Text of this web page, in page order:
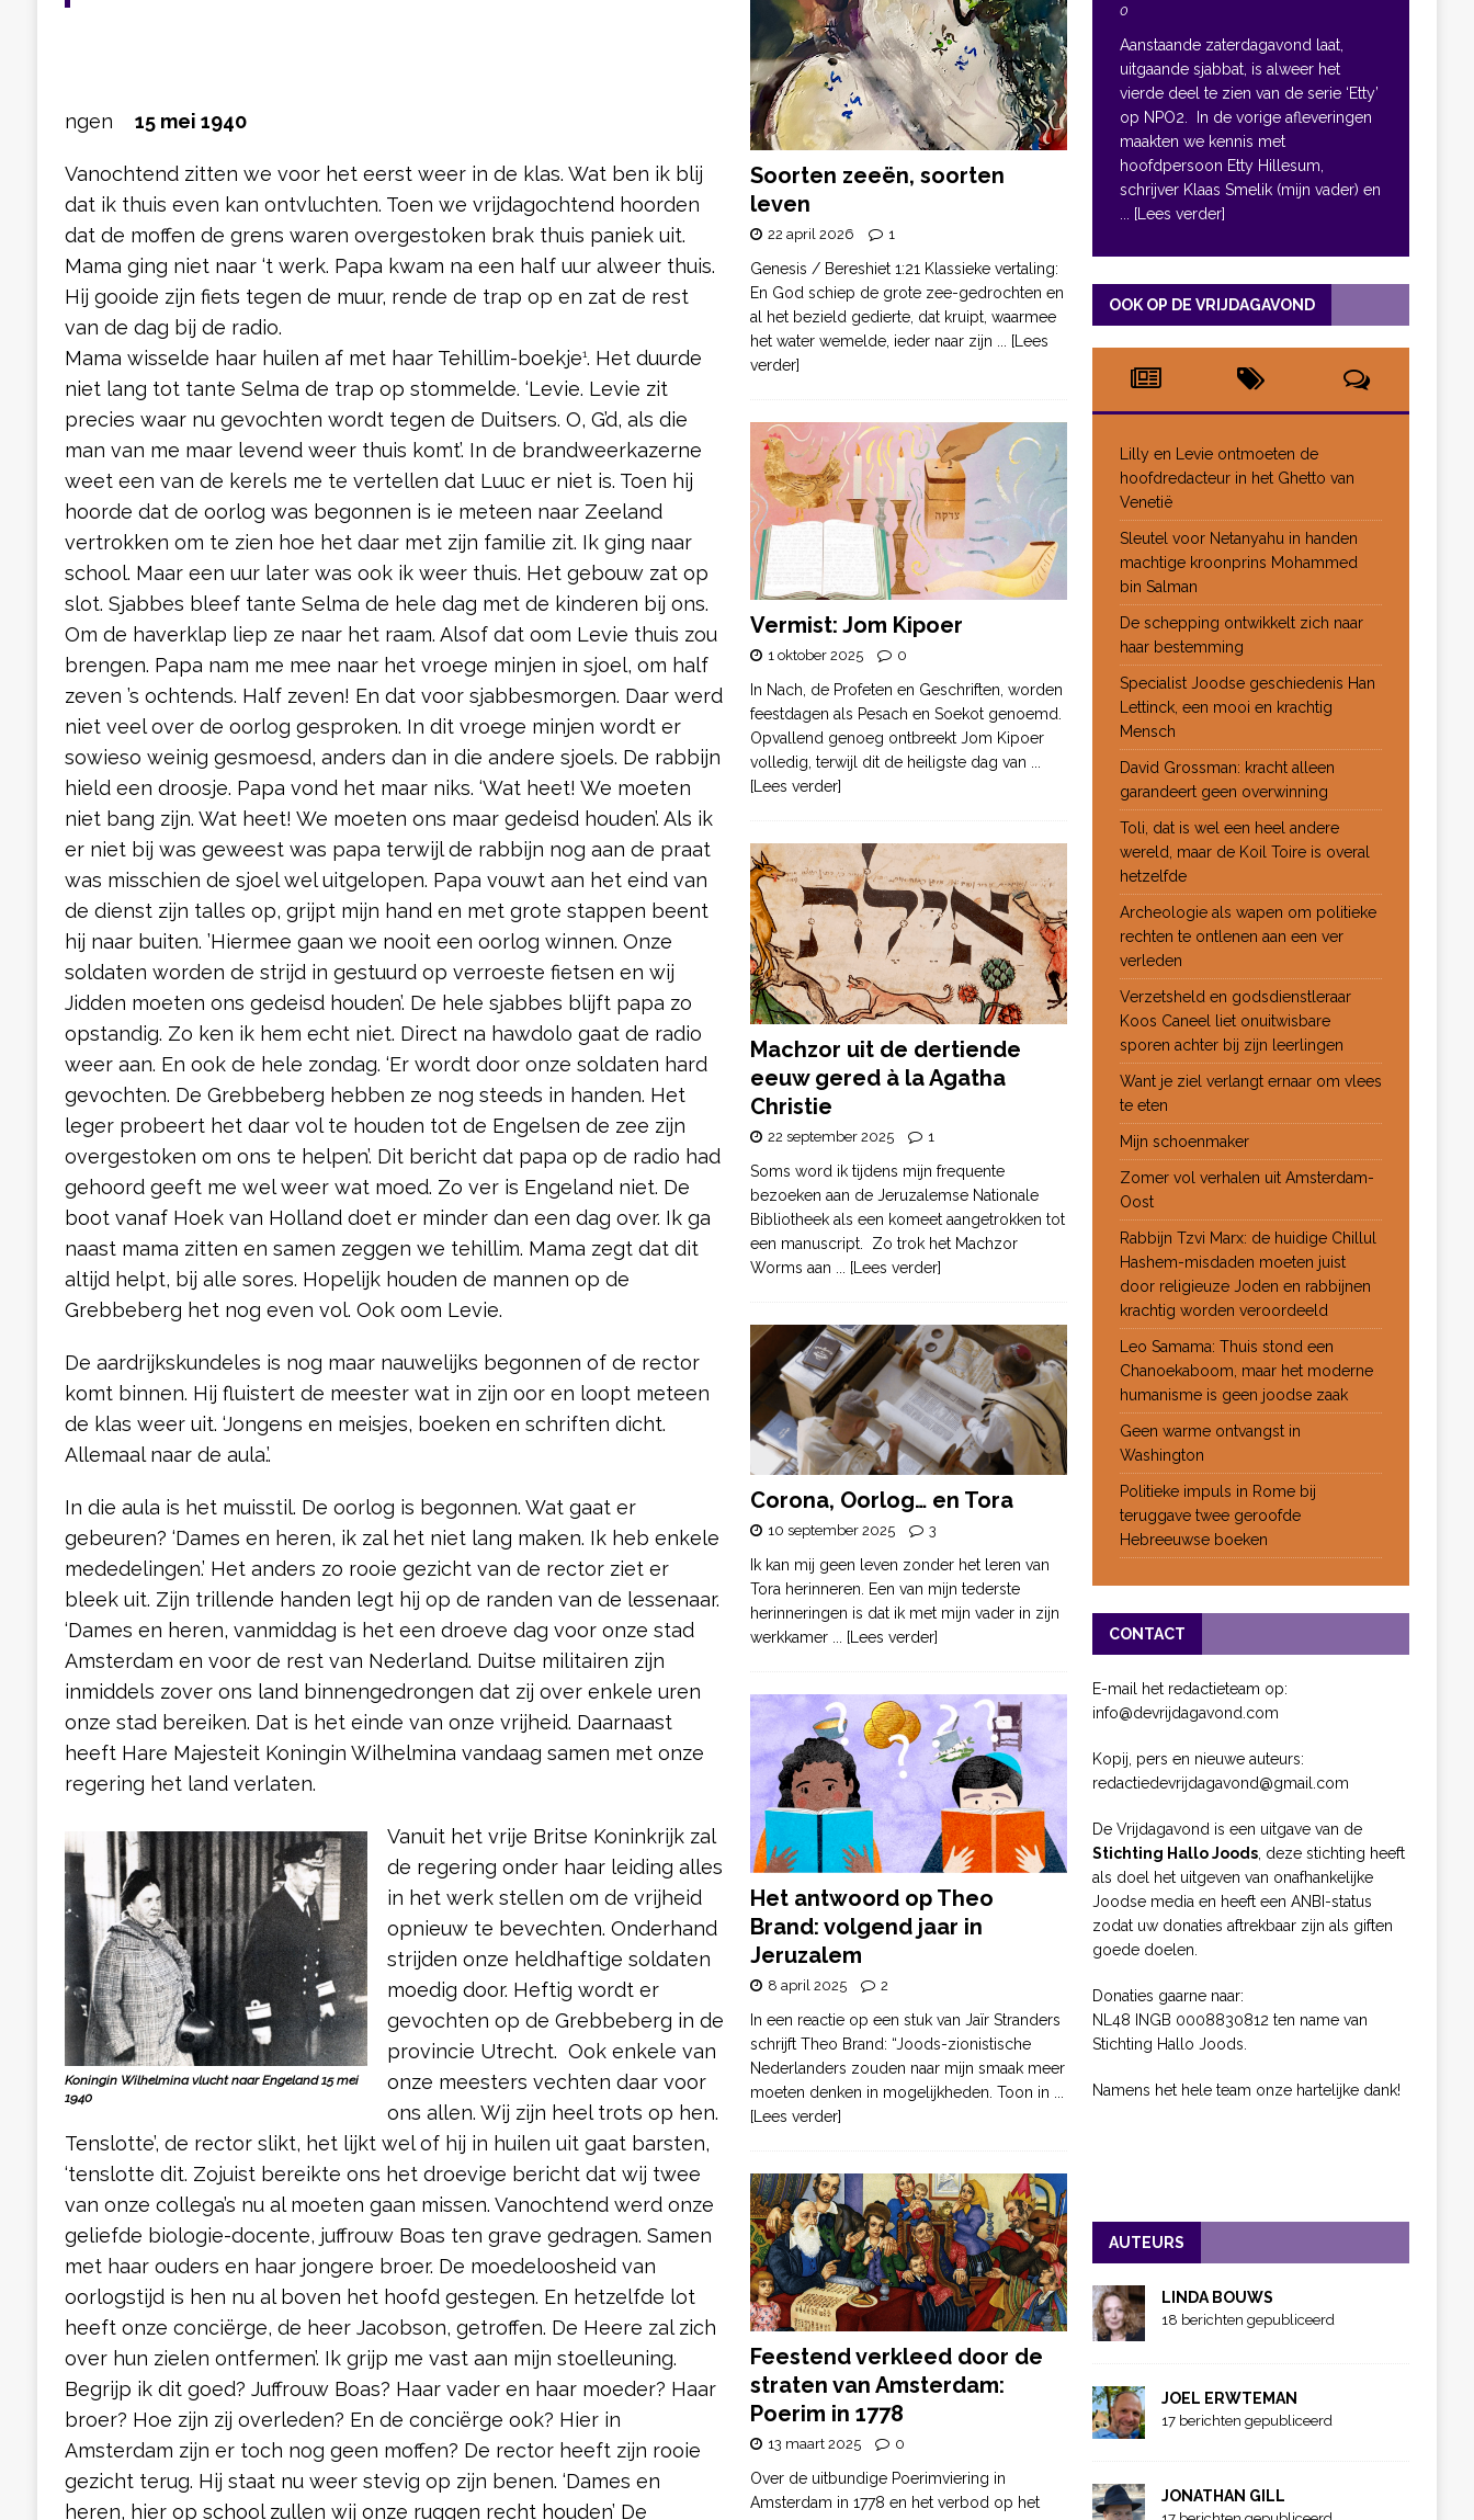
ngen 15 mei 1940
Vanochtend zitten we voor het eerst weer in de klas. Wat ben ik blij
dat ik thuis even kan ontvluchten. Toen we vrijdagochtend hoorden
dat de moffen de grens waren overgestoken brak thuis paniek uit.
Mama ging niet naar ‘t werk. Papa kwam na een half uur alweer thuis.
Hij gooide zijn fiets tegen de muur, rende de trap op en zat de rest
van de dag bij de radio.
Mama wisselde haar huilen af met haar Tehillim-boekje1. Het duurde
niet lang tot tante Selma de trap op stommelde. ‘Levie. Levie zit
precies waar nu gevochten wordt tegen de Duitsers. O, G’d, als die
man van me maar levend weer thuis komt’. In de brandweerkazerne
weet een van de kerels me te vertellen dat Luuc er niet is. Toen hij
hoorde dat de oorlog was begonnen is ie meteen naar Zeeland
vertrokken om te zien hoe het daar met zijn familie zit. Ik ging naar
school. Maar een uur later was ook ik weer thuis. Het gebouw zat op
slot. Sjabbes bleef tante Selma de hele dag met de kinderen bij ons.
Om de haverklap liep ze naar het raam. Alsof dat oom Levie thuis zou
brengen. Papa nam me mee naar het vroege minjen in sjoel, om half
zeven ’s ochtends. Half zeven! En dat voor sjabbesmorgen. Daar werd
niet veel over de oorlog gesproken. In dit vroege minjen wordt er
sowieso weinig gesmoesd, anders dan in die andere sjoels. De rabbijn
hield een droosje. Papa vond het maar niks. ‘Wat heet! We moeten
niet bang zijn. Wat heet! We moeten ons maar gedeisd houden’. Als ik
er niet bij was geweest was papa terwijl de rabbijn nog aan de praat
was misschien de sjoel wel uitgelopen. Papa vouwt aan het eind van
de dienst zijn talles op, grijpt mijn hand en met grote stappen beent
hij naar buiten. ’Hiermee gaan we nooit een oorlog winnen. Onze
soldaten worden de strijd in gestuurd op verroeste fietsen en wij
Jidden moeten ons gedeisd houden’. De hele sjabbes blijft papa zo
opstandig. Zo ken ik hem echt niet. Direct na hawdolo gaat de radio
weer aan. En ook de hele zondag. ‘Er wordt door onze soldaten hard
gevochten. De Grebbeberg hebben ze nog steeds in handen. Het
leger probeert het daar vol te houden tot de Engelsen de zee zijn
overgestoken om ons te helpen’. Dit bericht dat papa op de radio had
gehoord geeft me wel weer wat moed. Zo ver is Engeland niet. De
boot vanaf Hoek van Holland doet er minder dan een dag over. Ik ga
naast mama zitten en samen zeggen we tehillim. Mama zegt dat dit
altijd helpt, bij alle sores. Hopelijk houden de mannen op de
Grebbeberg het nog even vol. Ook oom Levie.
De aardrijkskundeles is nog maar nauwelijks begonnen of de rector
komt binnen. Hij fluistert de meester wat in zijn oor en loopt meteen
de klas weer uit. ‘Jongens en meisjes, boeken en schriften dicht.
Allemaal naar de aula.’.
In die aula is het muisstil. De oorlog is begonnen. Wat gaat er
gebeuren? ‘Dames en heren, ik zal het niet lang maken. Ik heb enkele
mededelingen.’ Het anders zo rooie gezicht van de rector ziet er
bleek uit. Zijn trillende handen legt hij op de randen van de lessenaar.
‘Dames en heren, vanmiddag is het een droeve dag voor onze stad
Amsterdam en voor de rest van Nederland. Duitse militairen zijn
inmiddels zover ons land binnengedrongen dat zij over enkele uren
onze stad bereiken. Dat is het einde van onze vrijheid. Daarnaast
heeft Hare Majesteit Koningin Wilhelmina vandaag samen met onze
regering het land verlaten.
Koningin Wilhelmina vlucht naar Engeland 15 mei
1940
Vanuit het vrije Britse Koninkrijk zal
de regering onder haar leiding alles
in het werk stellen om de vrijheid
opnieuw te bevechten. Onderhand
strijden onze heldhaftige soldaten
moedig door. Heftig wordt er
gevochten op de Grebbeberg in de
provincie Utrecht. Ook enkele van
onze meesters vechten daar voor
ons allen. Wij zijn heel trots op hen.
Tenslotte’, de rector slikt, het lijkt wel of hij in huilen uit gaat barsten,
‘tenslotte dit. Zojuist bereikte ons het droevige bericht dat wij twee
van onze collega’s nu al moeten gaan missen. Vanochtend werd onze
geliefde biologie-docente, juffrouw Boas ten grave gedragen. Samen
met haar ouders en haar jongere broer. De moedeloosheid van
oorlogstijd is hen nu al boven het hoofd gestegen. En hetzelfde lot
heeft onze conciërge, de heer Jacobson, getroffen. De Heere zal zich
over hun zielen ontfermen’. Ik grijp me vast aan mijn stoelleuning.
Begrijp ik dit goed? Juffrouw Boas? Haar vader en haar moeder? Haar
broer? Hoe zijn zij overleden? En de conciërge ook? Hier in
Amsterdam zijn er toch nog geen moffen? De rector heeft zijn rooie
gezicht terug. Hij staat nu weer stevig op zijn benen. ‘Dames en
heren, hier op school zullen wij onze ruggen recht houden’ De
Soorten zeeën, soorten
leven
22 april 2026 1
Genesis / Bereshiet 1:21 Klassieke vertaling:
En God schiep de grote zee-gedrochten en
al het bezield gedierte, dat kruipt, waarmee
het water wemelde, ieder naar zijn ... [Lees
verder]
Vermist: Jom Kipoer
1 oktober 2025 0
In Nach, de Profeten en Geschriften, worden
feestdagen als Pesach en Soekot genoemd.
Opvallend genoeg ontbreekt Jom Kipoer
volledig, terwijl dit de heiligste dag van
[Lees verder]
Machzor uit de dertiende
eeuw gered à la Agatha
Christie
22 september 2025 1
Soms word ik tijdens mijn frequente
bezoeken aan de Jeruzalemse Nationale
Bibliotheek als een komeet aangetrokken tot
een manuscript. Zo trok het Machzor
Worms aan ... [Lees verder]
Corona, Oorlog… en Tora
10 september 2025 3
Ik kan mij geen leven zonder het leren van
Tora herinneren. Een van mijn tederste
herinneringen is dat ik met mijn vader in zijn
werkkamer ... [Lees verder]
Het antwoord op Theo
Brand: volgend jaar in
Jeruzalem
8 april 2025 2
In een reactie op een stuk van Jaïr Stranders
schrijft Theo Brand: “Joods-zionistische
Nederlanders zouden naar mijn smaak meer
moeten denken in mogelijkheden. Toon in
[Lees verder]
Feestend verkleed door de
straten van Amsterdam:
Poerim in 1778
13 maart 2025 0
Over de uitbundige Poerimviering in
Amsterdam in 1778 en het verbod op het
0
Aanstaande zaterdagavond laat,
uitgaande sjabbat, is alweer het
vierde deel te zien van de serie ‘Etty’
op NPO2. In de vorige afleveringen
maakten we kennis met
hoofdpersoon Etty Hillesum,
schrijver Klaas Smelik (mijn vader) en
... [Lees verder]
OOK OP DE VRIJDAGAVOND
Lilly en Levie ontmoeten de
hoofdredacteur in het Ghetto van
Venetië
Sleutel voor Netanyahu in handen
machtige kroonprins Mohammed
bin Salman
De schepping ontwikkelt zich naar
haar bestemming
Specialist Joodse geschiedenis Han
Lettinck, een mooi en krachtig
Mensch
David Grossman: kracht alleen
garandeert geen overwinning
Toli, dat is wel een heel andere
wereld, maar de Koil Toire is overal
hetzelfde
Archeologie als wapen om politieke
rechten te ontlenen aan een ver
verleden
Verzetsheld en godsdienstleraar
Koos Caneel liet onuitwisbare
sporen achter bij zijn leerlingen
Want je ziel verlangt ernaar om vlees
te eten
Mijn schoenmaker
Zomer vol verhalen uit Amsterdam-
Oost
Rabbijn Tzvi Marx: de huidige Chillul
Hashem-misdaden moeten juist
door religieuze Joden en rabbijnen
krachtig worden veroordeeld
Leo Samama: Thuis stond een
Chanoekaboom, maar het moderne
humanisme is geen joodse zaak
Geen warme ontvangst in
Washington
Politieke impuls in Rome bij
teruggave twee geroofde
Hebreeuwse boeken
CONTACT
E-mail het redactieteam op:
info@devrijdagavond.com
Kopij, pers en nieuwe auteurs:
redactiedevrijdagavond@gmail.com
De Vrijdagavond is een uitgave van de
Stichting Hallo Joods, deze stichting heeft
als doel het uitgeven van onafhankelijke
Joodse media en heeft een ANBI-status
zodat uw donaties aftrekbaar zijn als giften
goede doelen.
Donaties gaarne naar:
NL48 INGB 0008830812 ten name van
Stichting Hallo Joods.
Namens het hele team onze hartelijke dank!
AUTEURS
LINDA BOUWS
18 berichten gepubliceerd
JOEL ERWTEMAN
17 berichten gepubliceerd
JONATHAN GILL